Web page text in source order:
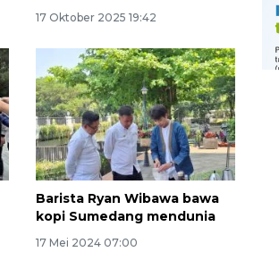
17 Oktober 2025 19:42
Barista Ryan Wibawa bawa
kopi Sumedang mendunia
17 Mei 2024 07:00